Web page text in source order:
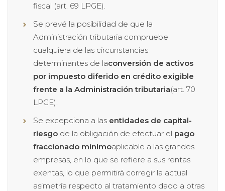
fiscal (art. 69 LPGE).
Se prevé la posibilidad de que la
Administración tributaria compruebe
cualquiera de las circunstancias
determinantes de laconversión de activos
por impuesto diferido en crédito exigible
frente a la Administración tributaria(art. 70
LPGE).
Se excepciona a las entidades de capital-
riesgo de la obligación de efectuar el pago
fraccionado mínimoaplicable a las grandes
empresas, en lo que se refiere a sus rentas
exentas, lo que permitirá corregir la actual
asimetría respecto al tratamiento dado a otras